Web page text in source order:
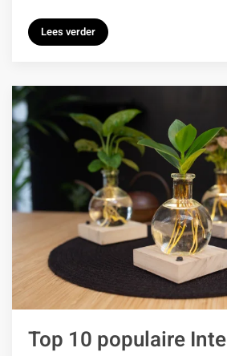
Lees verder
Top 10 populaire